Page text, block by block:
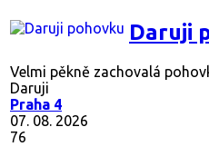
Daruji
Velmi pěkně zachovalá
Daruji
Praha 4
07. 08. 2026
76